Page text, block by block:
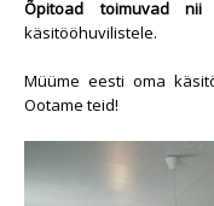
Õpitoad toimuvad nii
käsitööhuvilistele.
Müüme eesti oma
Ootame teid!